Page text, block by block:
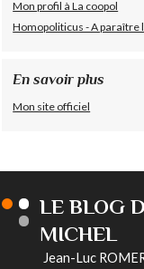
Mon profil à La coopol
Homopoliticus - A paraître
En savoir plus
Mon site officiel
LE BLOG
MICHEL
Jean-Luc